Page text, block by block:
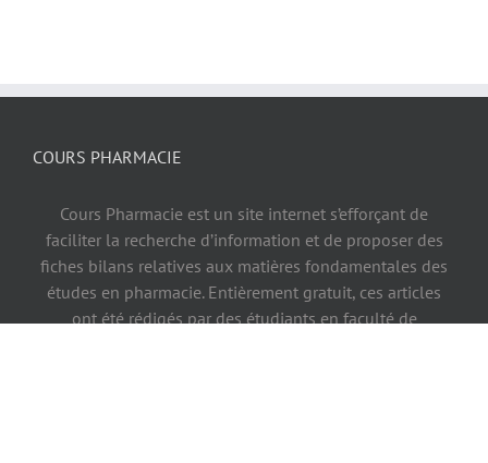
COURS PHARMACIE
Cours Pharmacie est un site internet s’efforçant de
faciliter la recherche d’information et de proposer des
fiches bilans relatives aux matières fondamentales des
études en pharmacie. Entièrement gratuit, ces articles
ont été rédigés par des étudiants en faculté de